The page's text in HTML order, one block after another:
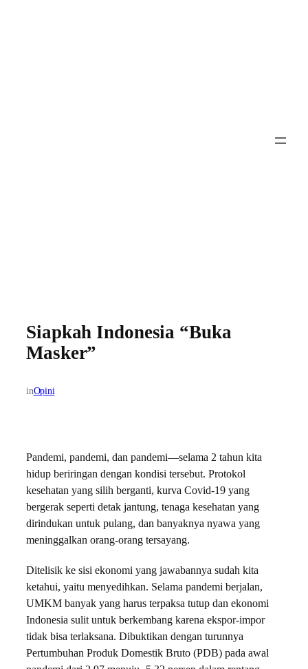
Siapkah Indonesia “Buka
Masker”
inOpini
Pandemi, pandemi, dan pandemi—selama 2 tahun kita
hidup beriringan dengan kondisi tersebut. Protokol
kesehatan yang silih berganti, kurva Covid-19 yang
bergerak seperti detak jantung, tenaga kesehatan yang
dirindukan untuk pulang, dan banyaknya nyawa yang
meninggalkan orang-orang tersayang.
Ditelisik ke sisi ekonomi yang jawabannya sudah kita
ketahui, yaitu menyedihkan. Selama pandemi berjalan,
UMKM banyak yang harus terpaksa tutup dan ekonomi
Indonesia sulit untuk berkembang karena ekspor-impor
tidak bisa terlaksana. Dibuktikan dengan turunnya
Pertumbuhan Produk Domestik Bruto (PDB) pada awal